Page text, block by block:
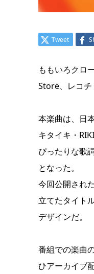
Tweet
ももいろクロ
Store、レコチ
本楽曲は、日
キタイキ・
ぴったりな歌
となった。
今回公開され
立てたタイト
デザインだ。
番組での楽曲
ひアーカイブ